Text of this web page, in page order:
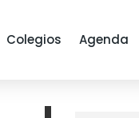
Colegios Agenda